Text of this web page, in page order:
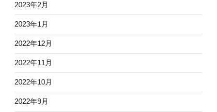
2023年2月
2023年1月
2022年12月
2022年11月
2022年10月
2022年9月